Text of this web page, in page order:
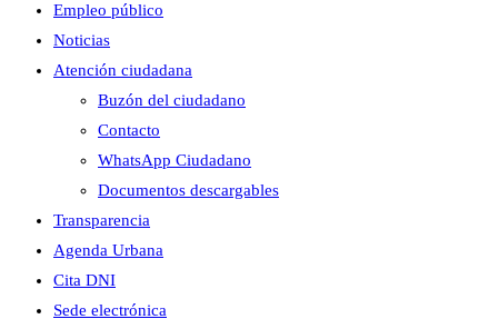
Empleo público
Noticias
Atención ciudadana
Buzón del ciudadano
Contacto
WhatsApp Ciudadano
Documentos descargables
Transparencia
Agenda Urbana
Cita DNI
Sede electrónica